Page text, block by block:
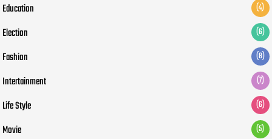
Education (4)
Election (6)
Fashion (8)
Intertainment (7)
Life Style (6)
Movie (5)